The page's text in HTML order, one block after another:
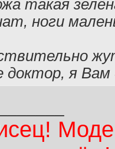
такая
ноги
я Вам